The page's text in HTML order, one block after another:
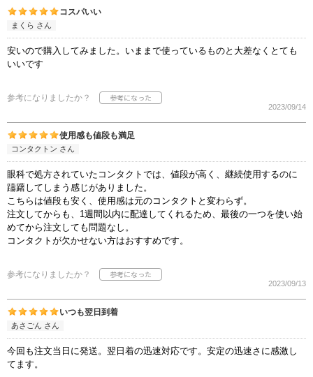
コスパいい
まくら さん
安いので購入してみました。いままで使っているものと大差なくとても
いいです
参考になりましたか？
2023/09/14
使用感も値段も満足
コンタクトン さん
眼科で処方されていたコンタクトでは、値段が高く、継続使用するのに
躊躇してしまう感じがありました。
こちらは値段も安く、使用感は元のコンタクトと変わらず。
注文してからも、1週間以内に配達してくれるため、最後の一つを使い始
めてから注文しても問題なし。
コンタクトが欠かせない方はおすすめです。
参考になりましたか？
2023/09/13
いつも翌日到着
あさごん さん
今回も注文当日に発送。翌日着の迅速対応です。安定の迅速さに感激し
てます。